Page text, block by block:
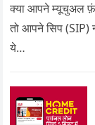
क्या आपने म्यूचुअल
तो आपने सिप
ये…